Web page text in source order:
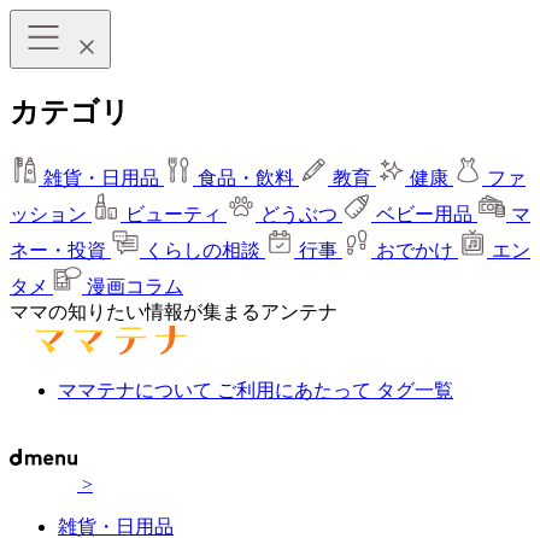
カテゴリ
雑貨・日用品 食品・飲料 教育 健康
ファ
ッション
ビューティ どうぶつ ベビー用品
マ
ネー・投資
くらしの相談 行事 おでかけ
エン
タメ
漫画コラム
ママの知りたい情報が集まるアンテナ
ママテナについて ご利用にあたって タグ一覧
>
雑貨・日用品